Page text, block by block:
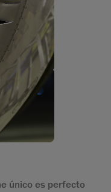
único es perfecto